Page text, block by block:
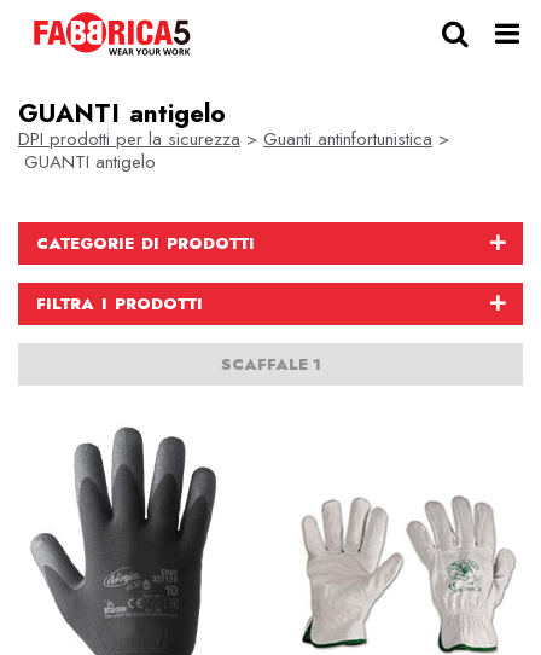
GUANTI antigelo
DPI prodotti per la sicurezza > Guanti antinfortunistica >
GUANTI antigelo
CATEGORIE DI PRODOTTI
FILTRA I PRODOTTI
SCAFFALE 1